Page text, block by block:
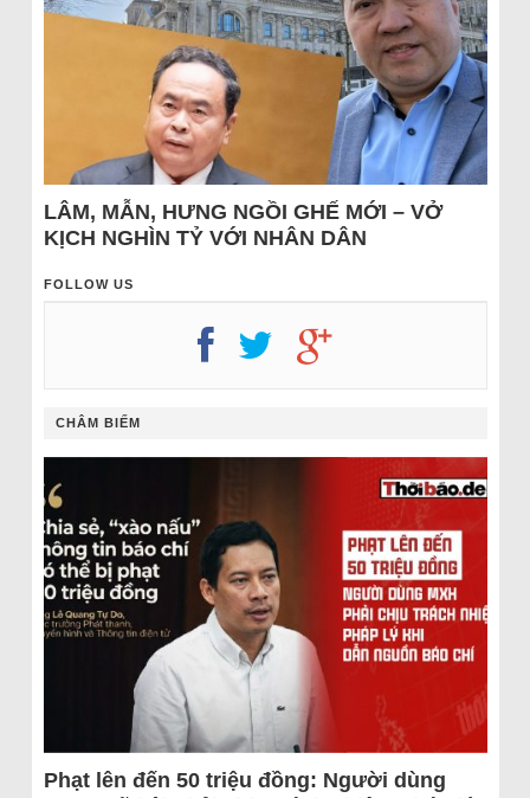
LÂM, MẪN, HƯNG NGỒI GHẾ MỚI – VỞ
KỊCH NGHÌN TỶ VỚI NHÂN DÂN
FOLLOW US
CHÂM BIẾM
Phạt lên đến 50 triệu đồng: Người dùng